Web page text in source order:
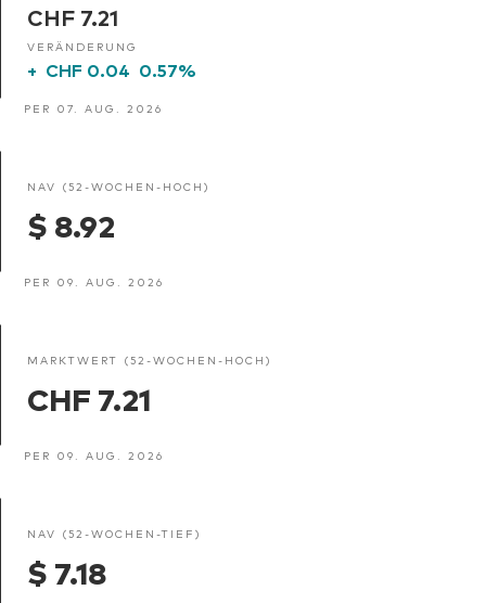
CHF 7.21
VERÄNDERUNG
+ CHF 0.04 0.57%
PER 07. AUG. 2026
NAV (52-WOCHEN-HOCH)
$ 8.92
PER 09. AUG. 2026
MARKTWERT (52-WOCHEN-HOCH)
CHF 7.21
PER 09. AUG. 2026
NAV (52-WOCHEN-TIEF)
$ 7.18